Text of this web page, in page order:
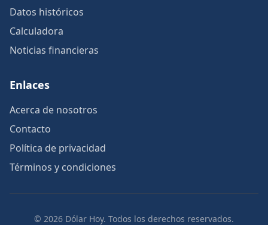
Datos históricos
Calculadora
Noticias financieras
Enlaces
Acerca de nosotros
Contacto
Política de privacidad
Términos y condiciones
© 2026 Dólar Hoy. Todos los derechos reservados.